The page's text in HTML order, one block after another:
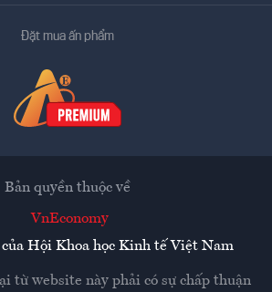
Đặt mua ấn phẩm
Bản quyền thuộc về
VnEconomy
Hội Khoa học Kinh tế Việt Nam
từ website này phải có sự chấp thuận